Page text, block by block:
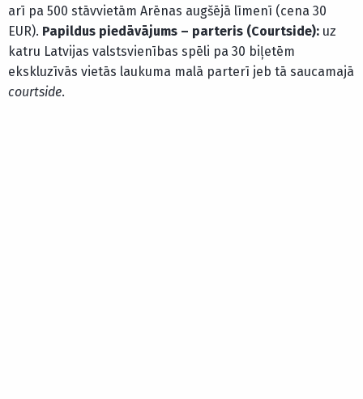
arī pa 500 stāvvietām Arēnas augšējā līmenī (cena 30
EUR). Papildus piedāvājums – parteris (Courtside): uz
katru Latvijas valstsvienības spēli pa 30 biļetēm
ekskluzīvās vietās laukuma malā parterī jeb tā saucamajā
courtside.